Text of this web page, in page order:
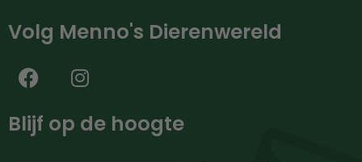
Volg Menno's Dierenwereld
Blijf op de hoogte